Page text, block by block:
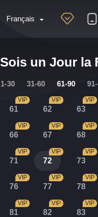
Français
Sois un Jour la
1-30 31-60 61-90
61
VIP
62
VIP
63
VIP
66
VIP
67
VIP
68
VIP
71
VIP
72
VIP
73
VIP
76
VIP
77
VIP
78
VIP
81
VIP
82
VIP
83
VIP